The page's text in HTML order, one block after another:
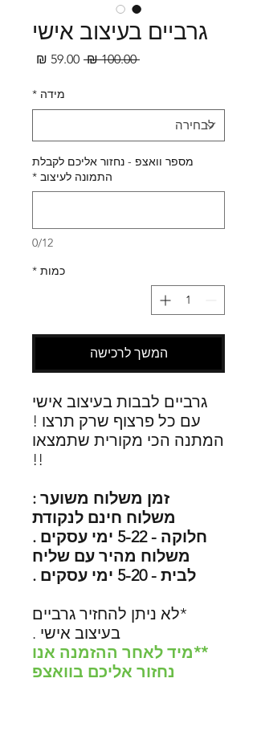
גרביים בעיצוב אישי
‏100.00 ‏₪
מחיר
מידה *
מספר וואצפ - נחזור אליכם לקבלת
התמונה לעיצוב *
0/12
כמות *
המשך לרכישה
גרביים לבבות בעיצוב אישי
עם כל פרצוף שרק תרצו !
המתנה הכי מקורית שתמצאו
!!
זמן משלוח משוער :
משלוח חינם לנקודת
חלוקה - 5-22 ימי עסקים .
משלוח מהיר עם שליח
לבית - 5-20 ימי עסקים .
*לא ניתן להחזיר גרביים
בעיצוב אישי .
**מיד לאחר ההזמנה אנו
נחזור אליכם בוואצפ